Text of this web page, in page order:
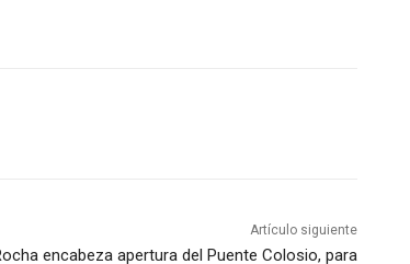
Artículo siguiente
encabeza apertura del Puente Colosio, para